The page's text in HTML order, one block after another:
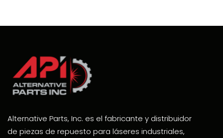
Alternative Parts, Inc. es el fabricante y distribuidor
de piezas de repuesto para láseres industriales,